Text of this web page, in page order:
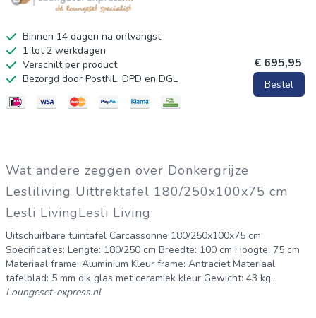
Binnen 14 dagen na ontvangst
1 tot 2 werkdagen
Verschilt per product
Bezorgd door PostNL, DPD en DGL
€ 695,95
Bestel
Wat andere zeggen over Donkergrijze
Lesliliving Uittrektafel 180/250x100x75 cm
Lesli LivingLesli Living:
Uitschuifbare tuintafel Carcassonne 180/250x100x75 cm
Specificaties: Lengte: 180/250 cm Breedte: 100 cm Hoogte: 75 cm
Materiaal frame: Aluminium Kleur frame: Antraciet Materiaal
tafelblad: 5 mm dik glas met ceramiek kleur Gewicht: 43 kg...
Loungeset-express.nl